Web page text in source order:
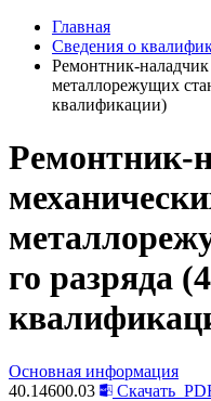
Главная
Сведения о
Ремонтник-
металлорежущих
квалификации)
Ремонтник-
го разряда
Основная информация
40.14600.03
Скачать